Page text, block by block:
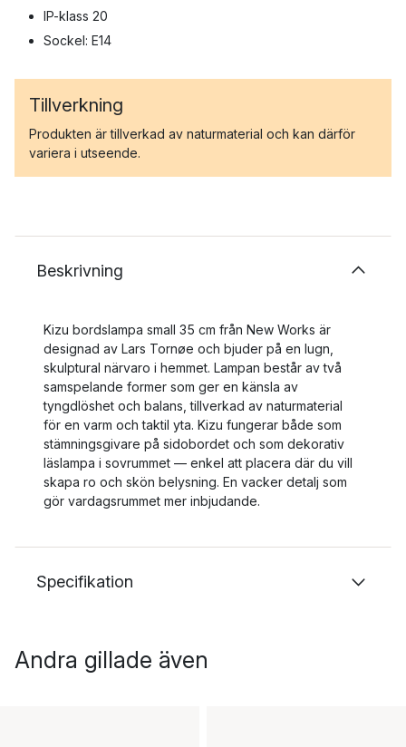
IP-klass 20
Sockel: E14
Tillverkning
Produkten är tillverkad av naturmaterial och kan därför
variera i utseende.
Beskrivning
Kizu bordslampa small 35 cm från New Works är
designad av Lars Tornøe och bjuder på en lugn,
skulptural närvaro i hemmet. Lampan består av två
samspelande former som ger en känsla av
tyngdlöshet och balans, tillverkad av naturmaterial
för en varm och taktil yta. Kizu fungerar både som
stämningsgivare på sidobordet och som dekorativ
läslampa i sovrummet — enkel att placera där du vill
skapa ro och skön belysning. En vacker detalj som
gör vardagsrummet mer inbjudande.
Specifikation
Andra gillade även